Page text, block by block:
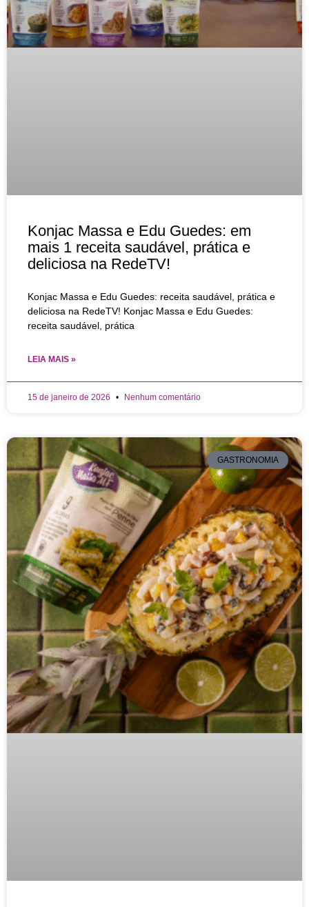
Konjac Massa e Edu Guedes: em
mais 1 receita saudável, prática e
deliciosa na RedeTV!
Konjac Massa e Edu Guedes: receita saudável, prática e
deliciosa na RedeTV! Konjac Massa e Edu Guedes:
receita saudável, prática
LEIA MAIS »
15 de janeiro de 2026 Nenhum comentário
GASTRONOMIA